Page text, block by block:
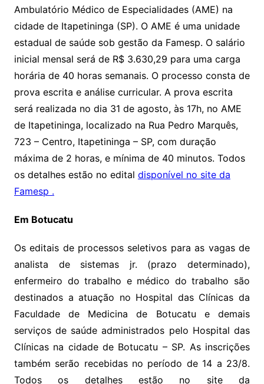
Ambulatório Médico de Especialidades (AME) na
cidade de Itapetininga (SP). O AME é uma unidade
estadual de saúde sob gestão da Famesp. O salário
inicial mensal será de R$ 3.630,29 para uma carga
horária de 40 horas semanais. O processo consta de
prova escrita e análise curricular. A prova escrita
será realizada no dia 31 de agosto, às 17h, no AME
de Itapetininga, localizado na Rua Pedro Marquês,
723 – Centro, Itapetininga – SP, com duração
máxima de 2 horas, e mínima de 40 minutos. Todos
os detalhes estão no edital disponível no site da
Famesp .
Em Botucatu
Os editais de processos seletivos para as vagas de
analista de sistemas jr. (prazo determinado),
enfermeiro do trabalho e médico do trabalho são
destinados a atuação no Hospital das Clínicas da
Faculdade de Medicina de Botucatu e demais
serviços de saúde administrados pelo Hospital das
Clínicas na cidade de Botucatu – SP. As inscrições
também serão recebidas no período de 14 a 23/8.
Todos os detalhes estão no site da